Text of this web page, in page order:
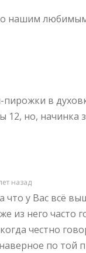
нашим
пирожки в
12, но, начинка
назад
что у Вас всё
из него часто
честно
по той